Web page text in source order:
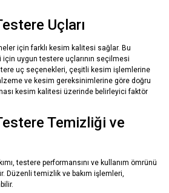
Uçları
için farklı kesim kalitesi sağlar. Bu
uygun testere uçlarının seçilmesi
uç seçenekleri, çeşitli kesim işlemlerine
ve kesim gereksinimlerine göre doğru
kesim kalitesi üzerinde belirleyici faktör
Temizliği ve
testere performansını ve kullanım ömrünü
Düzenli temizlik ve bakım işlemleri,